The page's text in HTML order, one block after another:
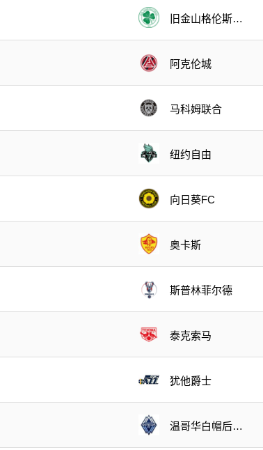
旧金山格伦斯S
阿克伦城
马科姆联合
纽约自由
向日葵FC
奥卡斯
斯普林菲尔德
泰克索马
犹他爵士
温哥华白帽后备